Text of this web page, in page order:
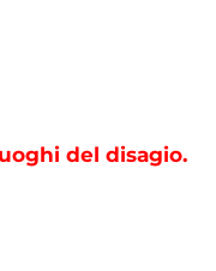
del disagio.